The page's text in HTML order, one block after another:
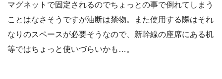
マグネットで固定されるのでちょっとの事で倒れてしまう
ことはなさそうですが油断は禁物。また使用する際はそれ
なりのスペースが必要そうなので、新幹線の座席にある机
等ではちょっと使いづらいかも…。